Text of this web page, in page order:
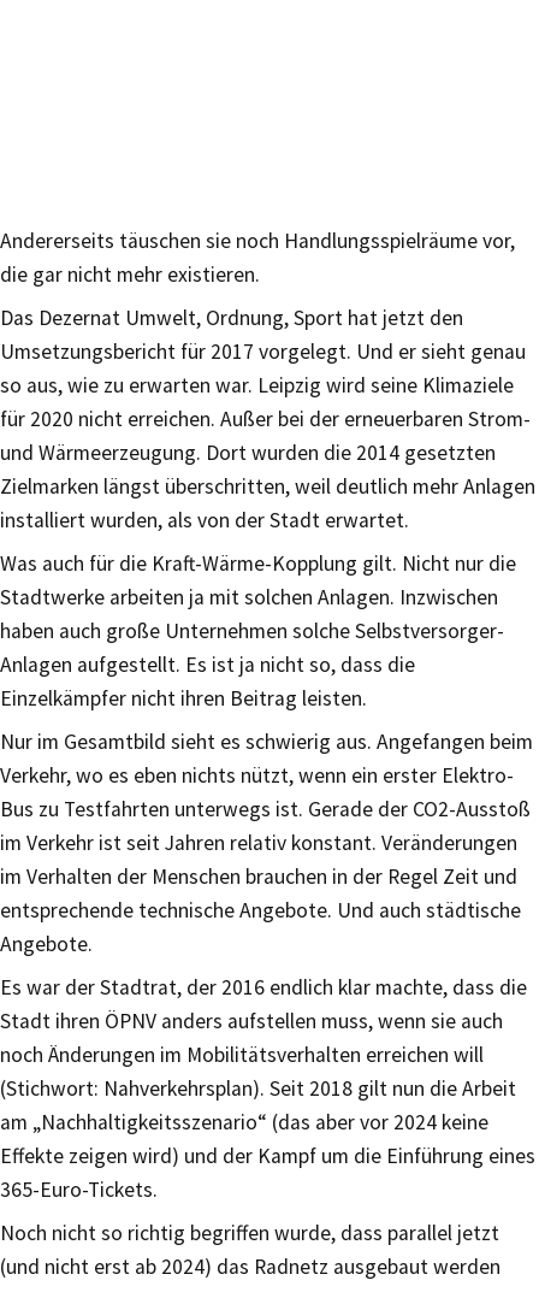
Andererseits täuschen sie noch Handlungsspielräume vor,
die gar nicht mehr existieren.
Das Dezernat Umwelt, Ordnung, Sport hat jetzt den
Umsetzungsbericht für 2017 vorgelegt. Und er sieht genau
so aus, wie zu erwarten war. Leipzig wird seine Klimaziele
für 2020 nicht erreichen. Außer bei der erneuerbaren Strom-
und Wärmeerzeugung. Dort wurden die 2014 gesetzten
Zielmarken längst überschritten, weil deutlich mehr Anlagen
installiert wurden, als von der Stadt erwartet.
Was auch für die Kraft-Wärme-Kopplung gilt. Nicht nur die
Stadtwerke arbeiten ja mit solchen Anlagen. Inzwischen
haben auch große Unternehmen solche Selbstversorger-
Anlagen aufgestellt. Es ist ja nicht so, dass die
Einzelkämpfer nicht ihren Beitrag leisten.
Nur im Gesamtbild sieht es schwierig aus. Angefangen beim
Verkehr, wo es eben nichts nützt, wenn ein erster Elektro-
Bus zu Testfahrten unterwegs ist. Gerade der CO2-Ausstoß
im Verkehr ist seit Jahren relativ konstant. Veränderungen
im Verhalten der Menschen brauchen in der Regel Zeit und
entsprechende technische Angebote. Und auch städtische
Angebote.
Es war der Stadtrat, der 2016 endlich klar machte, dass die
Stadt ihren ÖPNV anders aufstellen muss, wenn sie auch
noch Änderungen im Mobilitätsverhalten erreichen will
(Stichwort: Nahverkehrsplan). Seit 2018 gilt nun die Arbeit
am „Nachhaltigkeitsszenario“ (das aber vor 2024 keine
Effekte zeigen wird) und der Kampf um die Einführung eines
365-Euro-Tickets.
Noch nicht so richtig begriffen wurde, dass parallel jetzt
(und nicht erst ab 2024) das Radnetz ausgebaut werden